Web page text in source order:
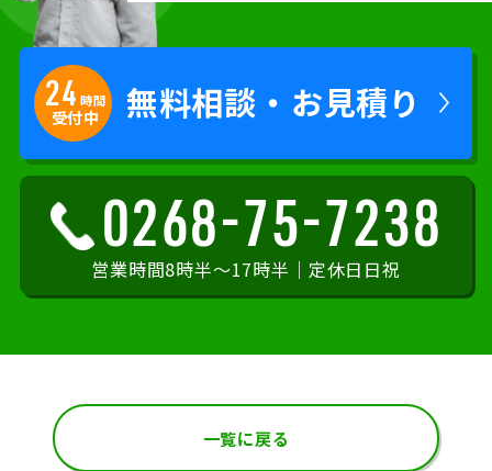
24 時間
受付中 無料相談 ・ お見積り
0268-75-7238
営業時間8時半～17時半｜定休日日祝
一覧に戻る